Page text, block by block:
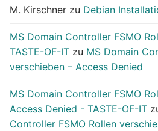
M. Kirschner zu Debian
MS Domain Controller FSMO
TASTE-OF-IT zu MS Domain
verschieben – Access Denied
MS Domain Controller FSMO
Access Denied - TASTE-OF-IT
Controller FSMO Rollen